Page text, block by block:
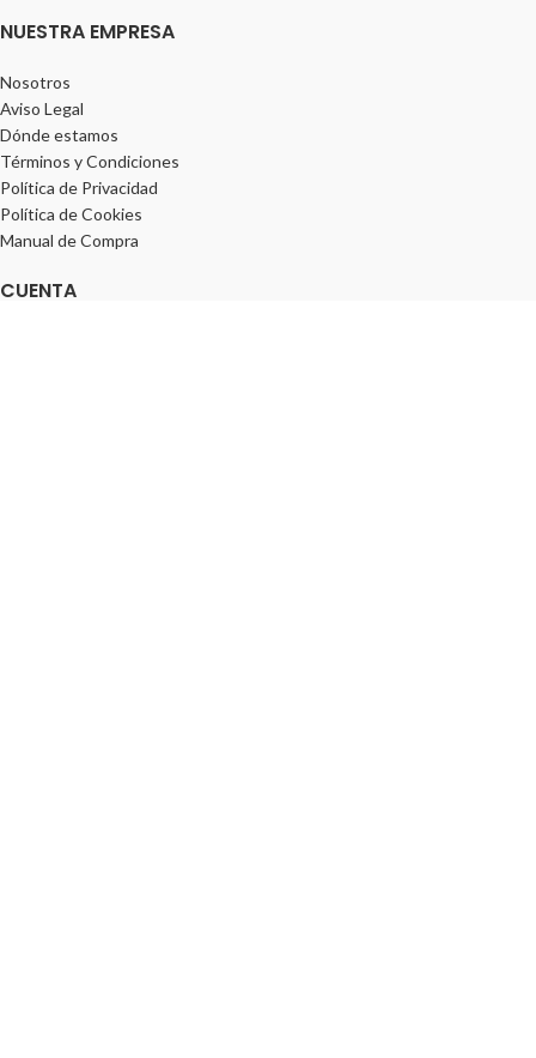
NUESTRA EMPRESA
Nosotros
Aviso Legal
Dónde estamos
Términos y Condiciones
Política de Privacidad
Política de Cookies
Manual de Compra
CUENTA